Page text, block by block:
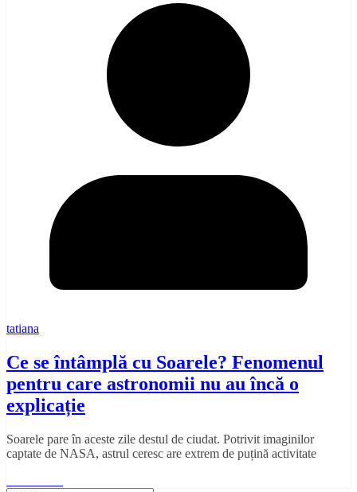
tatiana
Ce se întâmplă cu Soarele? Fenomenul
pentru care astronomii nu au încă o
explicație
Soarele pare în aceste zile destul de ciudat. Potrivit imaginilor
captate de NASA, astrul ceresc are extrem de puțină activitate